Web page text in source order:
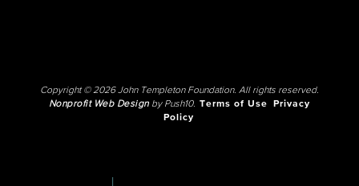
Copyright © 2026 John Templeton Foundation. All rights reserved.
Nonprofit Web Designby Push10. Terms of Use
Privacy
Policy